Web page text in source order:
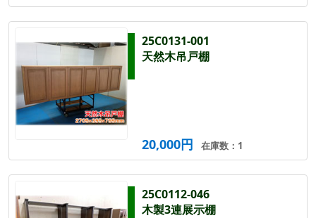
25C0131-001
天然木吊戸棚
20,000円 在庫数：1
25C0112-046
木製3連展示棚